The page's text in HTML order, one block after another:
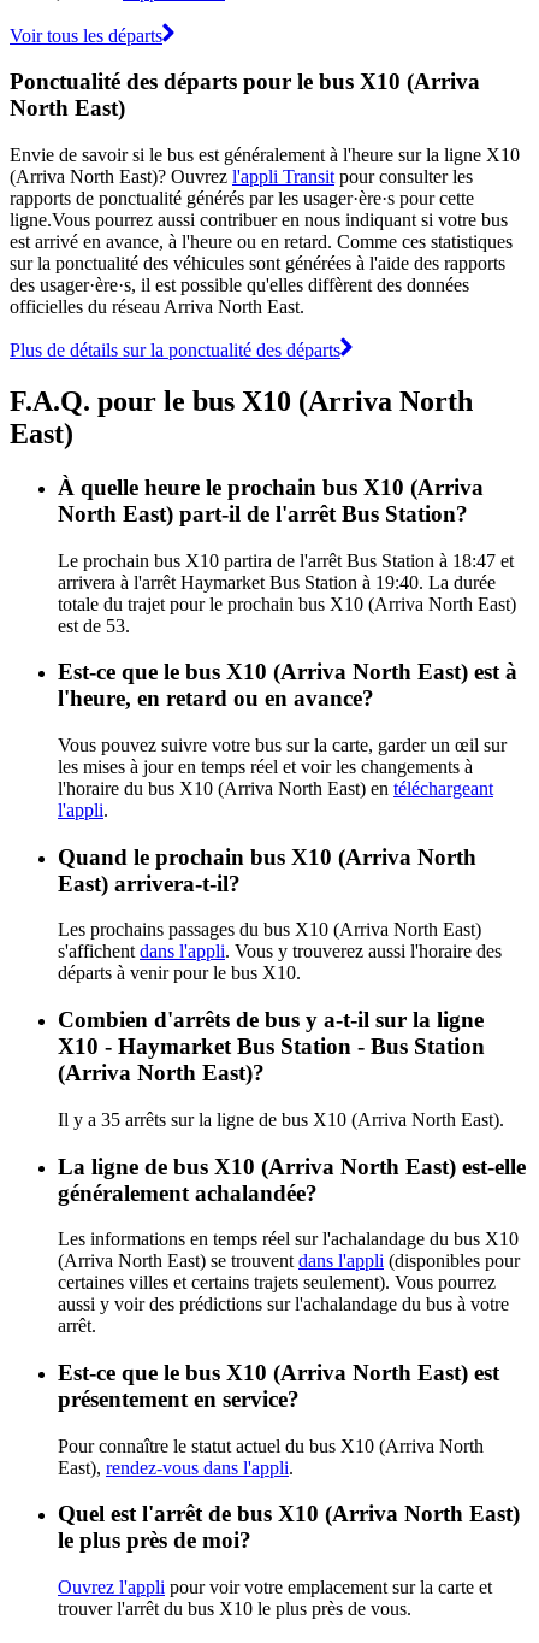
Voir tous les départs
Ponctualité des départs pour le bus X10 (Arriva
North East)
Envie de savoir si le bus est généralement à l'heure sur la ligne X10
(Arriva North East)? Ouvrez l'appli Transit pour consulter les
rapports de ponctualité générés par les usager·ère·s pour cette
ligne.Vous pourrez aussi contribuer en nous indiquant si votre bus
est arrivé en avance, à l'heure ou en retard. Comme ces statistiques
sur la ponctualité des véhicules sont générées à l'aide des rapports
des usager·ère·s, il est possible qu'elles diffèrent des données
officielles du réseau Arriva North East.
Plus de détails sur la ponctualité des départs
F.A.Q. pour le bus X10 (Arriva North
East)
À quelle heure le prochain bus X10 (Arriva
North East) part-il de l'arrêt Bus Station?
Le prochain bus X10 partira de l'arrêt Bus Station à 18:47 et
arrivera à l'arrêt Haymarket Bus Station à 19:40. La durée
totale du trajet pour le prochain bus X10 (Arriva North East)
est de 53.
Est-ce que le bus X10 (Arriva North East) est à
l'heure, en retard ou en avance?
Vous pouvez suivre votre bus sur la carte, garder un œil sur
les mises à jour en temps réel et voir les changements à
l'horaire du bus X10 (Arriva North East) en téléchargeant
l'appli.
Quand le prochain bus X10 (Arriva North
East) arrivera-t-il?
Les prochains passages du bus X10 (Arriva North East)
s'affichent dans l'appli. Vous y trouverez aussi l'horaire des
départs à venir pour le bus X10.
Combien d'arrêts de bus y a-t-il sur la ligne
X10 - Haymarket Bus Station - Bus Station
(Arriva North East)?
Il y a 35 arrêts sur la ligne de bus X10 (Arriva North East).
La ligne de bus X10 (Arriva North East) est-elle
généralement achalandée?
Les informations en temps réel sur l'achalandage du bus X10
(Arriva North East) se trouvent dans l'appli (disponibles pour
certaines villes et certains trajets seulement). Vous pourrez
aussi y voir des prédictions sur l'achalandage du bus à votre
arrêt.
Est-ce que le bus X10 (Arriva North East) est
présentement en service?
Pour connaître le statut actuel du bus X10 (Arriva North
East), rendez-vous dans l'appli.
Quel est l'arrêt de bus X10 (Arriva North East)
le plus près de moi?
Ouvrez l'appli pour voir votre emplacement sur la carte et
trouver l'arrêt du bus X10 le plus près de vous.